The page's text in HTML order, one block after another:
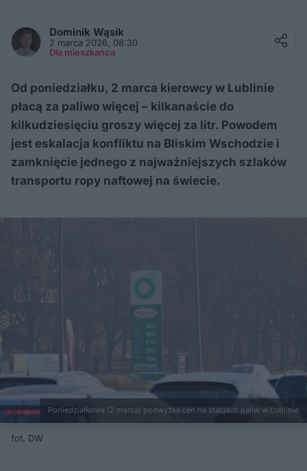
Dominik Wąsik
2 marca 2026, 08:30
Dla mieszkańca
Od poniedziałku, 2 marca kierowcy w Lublinie
płacą za paliwo więcej – kilkanaście do
kilkudziesięciu groszy więcej za litr. Powodem
jest eskalacja konfliktu na Bliskim Wschodzie i
zamknięcie jednego z najważniejszych szlaków
transportu ropy naftowej na świecie.
Poniedziałkowa (2 marca) podwyżka cen na stacjach paliw w Lublinie
fot. DW